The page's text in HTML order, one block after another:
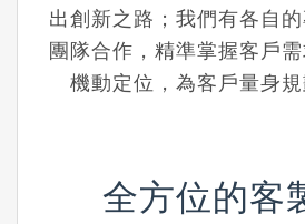
出創新之路； 我們有各自
團隊合作， 精準掌握客戶需
機動定位， 為客戶量身規
全方位的客